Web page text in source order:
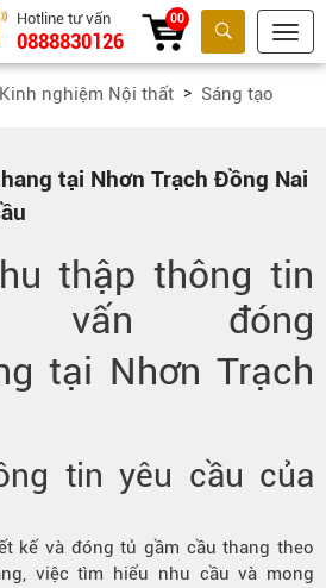
Tìm kiếm
Hotline tư vấn
0888830126
00
Kinh nghiệm Nội thất Sáng tạo
tại Nhơn Trạch Đồng Nai
thập thông tin
đóng
tại Nhơn Trạch
tin yêu cầu của
kế và đóng tủ gầm cầu thang theo
việc tìm hiểu nhu cầu và mong